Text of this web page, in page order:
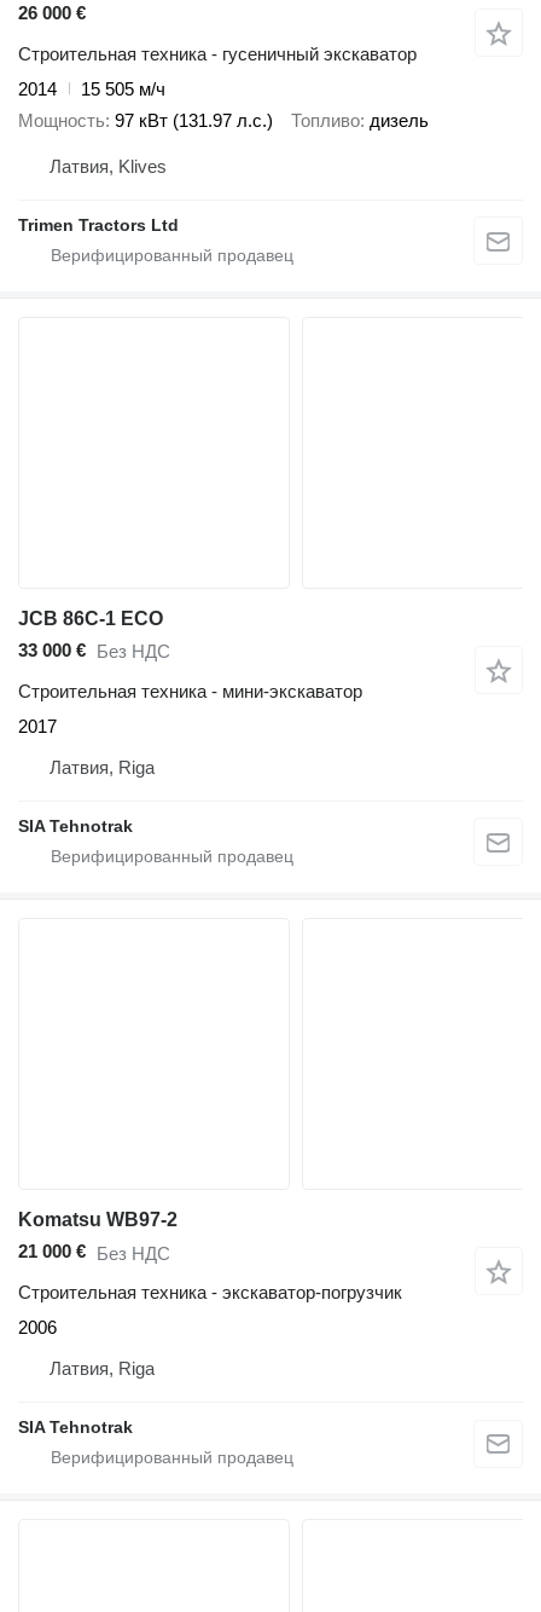
26 000 €
Строительная техника - гусеничный экскаватор
2014
15 505 м/ч
Мощность 97 кВт (131.97 л.с.) Топливо дизель
Латвия, Klives
Trimen Tractors Ltd
JCB 86C-1 ECO
33 000 € Без НДС
Строительная техника - мини-экскаватор
2017
Латвия, Riga
SIA Tehnotrak
Komatsu WB97-2
21 000 € Без НДС
Строительная техника - экскаватор-погрузчик
2006
Латвия, Riga
SIA Tehnotrak